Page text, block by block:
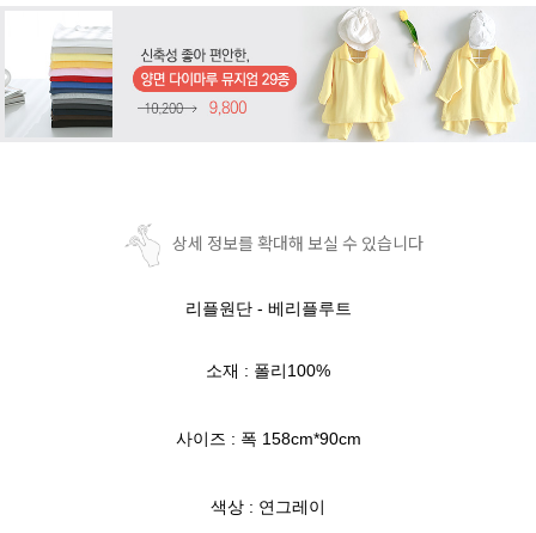
상세 정보를 확대해 보실 수 있습니다
리플원단 - 베리플루트
소재 : 폴리100%
사이즈 : 폭 158cm*90cm
색상 : 연그레이